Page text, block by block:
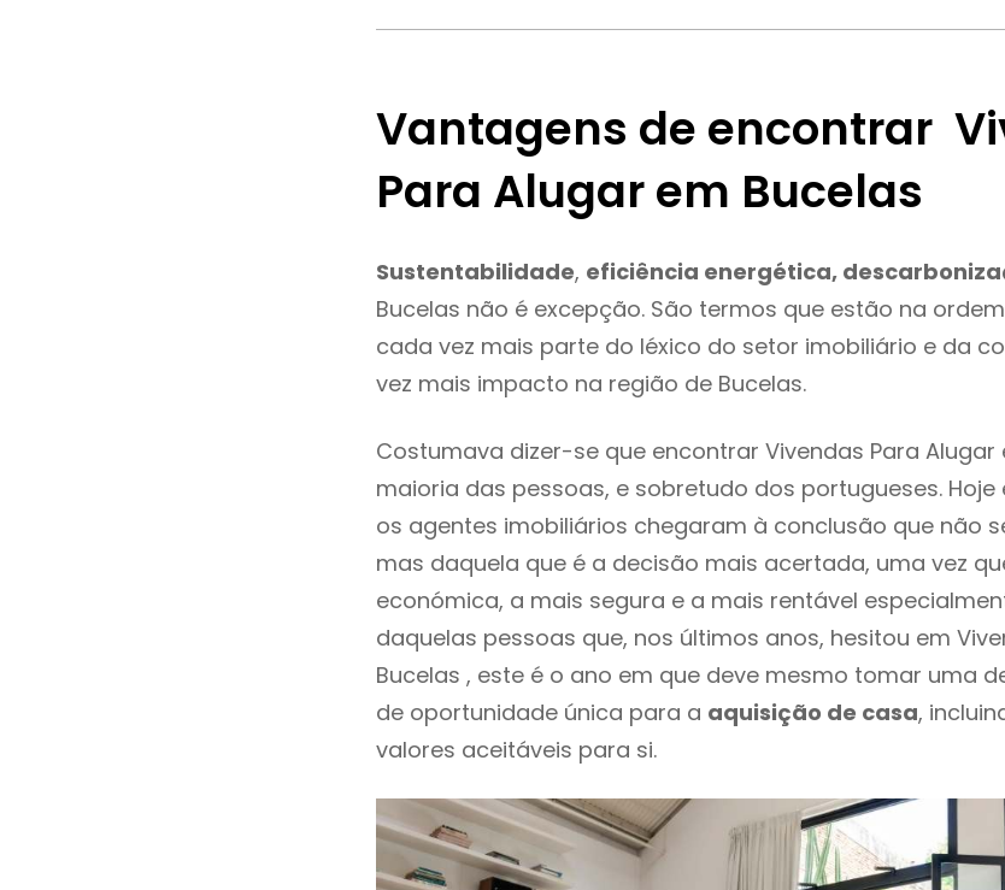
Vantagens de encontrar
Para Alugar em Bucelas
Sustentabilidade, eficiência energética,
Bucelas não é excepção. São termos que estão na
cada vez mais parte do léxico do setor imobiliário e da
vez mais impacto na região de Bucelas.
Costumava dizer-se que encontrar Vivendas Para Alugar
maioria das pessoas, e sobretudo dos portugueses. Hoje
os agentes imobiliários chegaram à conclusão que não
mas daquela que é a decisão mais acertada, uma vez
económica, a mais segura e a mais rentável
daquelas pessoas que, nos últimos anos, hesitou em
Bucelas , este é o ano em que deve mesmo tomar uma
de oportunidade única para a aquisição de casa,
valores aceitáveis para si.